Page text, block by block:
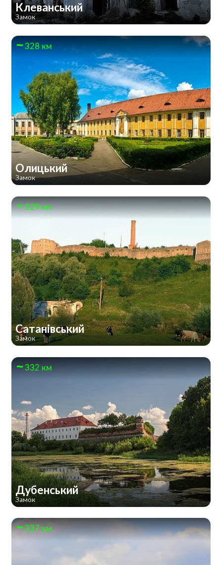
Клеванський
Замок
328 км
Олицький
Замок
329 км
Сатанівський
Замок
332 км
Дубенський
Замок
337 км